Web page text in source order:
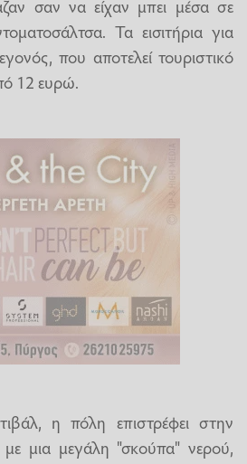
σαν να είχαν μπει μέσα σε
Τα εισιτήρια για
που αποτελεί τουριστικό
12 ευρώ.
η πόλη επιστρέφει στην
με μια μεγάλη "σκούπα" νερού,